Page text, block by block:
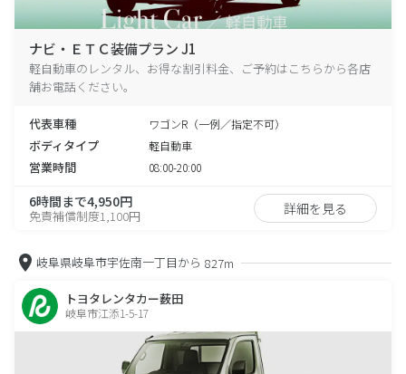
ナビ・ＥＴＣ装備プラン J1
軽自動車のレンタル、お得な割引料金、ご予約はこちらから各店
舗お電話ください。
代表車種 ワゴンR（一例／指定不可）
ボディタイプ 軽自動車
営業時間 08:00-20:00
6時間まで4,950円
免責補償制度1,100円 詳細を見る
岐阜県岐阜市宇佐南一丁目から 827m
トヨタレンタカー薮田
岐阜市江添1-5-17